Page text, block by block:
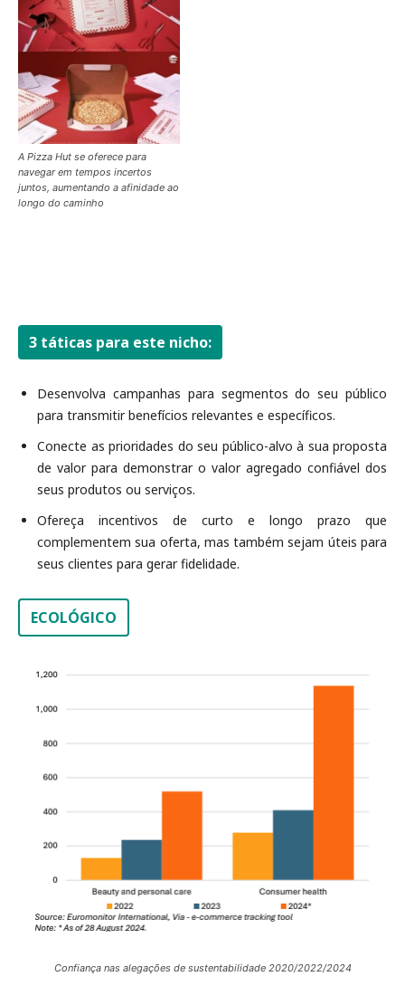
A Pizza Hut se oferece para
navegar em tempos incertos
juntos, aumentando a afinidade ao
longo do caminho
3 táticas para este nicho:
Desenvolva campanhas para segmentos do seu público
para transmitir benefícios relevantes e específicos.
Conecte as prioridades do seu público-alvo à sua proposta
de valor para demonstrar o valor agregado confiável dos
seus produtos ou serviços.
Ofereça incentivos de curto e longo prazo que
complementem sua oferta, mas também sejam úteis para
seus clientes para gerar fidelidade.
ECOLÓGICO
Confiança nas alegações de sustentabilidade 2020/2022/2024